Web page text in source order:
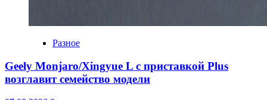
Разное
Geely Monjaro/Xingyue L с приставкой Plus
возглавит семейство модели